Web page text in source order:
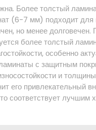
Более толстый
(6-7 мм) подходит для
но менее
более толстый
особенно
с защитным
и
его привлекательный
соответствует лучшим